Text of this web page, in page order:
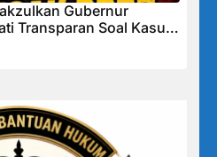
Gubernur
Transparan Soal Kasus